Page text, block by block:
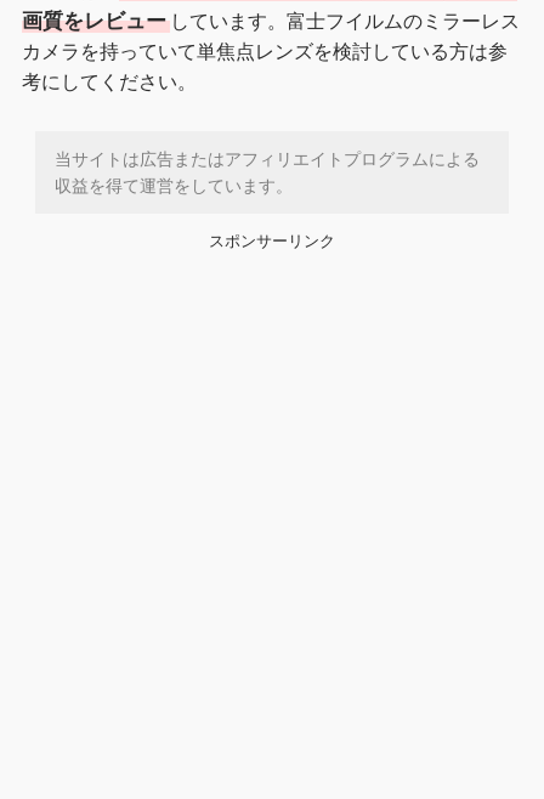
画質をレビューしています。富士フイルムのミラーレス
カメラを持っていて単焦点レンズを検討している方は参
考にしてください。
当サイトは広告またはアフィリエイトプログラムによる
収益を得て運営をしています。
スポンサーリンク